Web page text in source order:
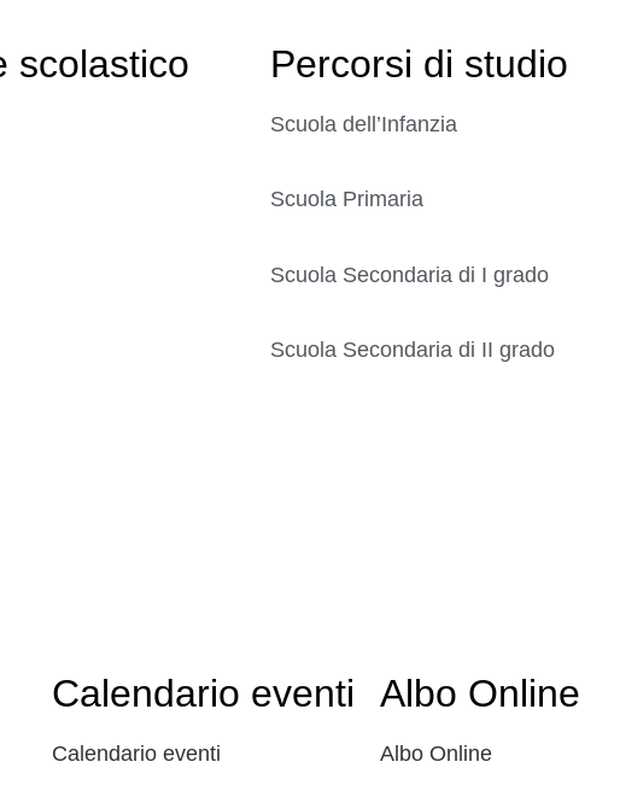
scolastico Percorsi di studio
Scuola dell’Infanzia
Scuola Primaria
Scuola Secondaria di I grado
Scuola Secondaria di II grado
Calendario eventi
Calendario eventi
Albo Online
Albo Online